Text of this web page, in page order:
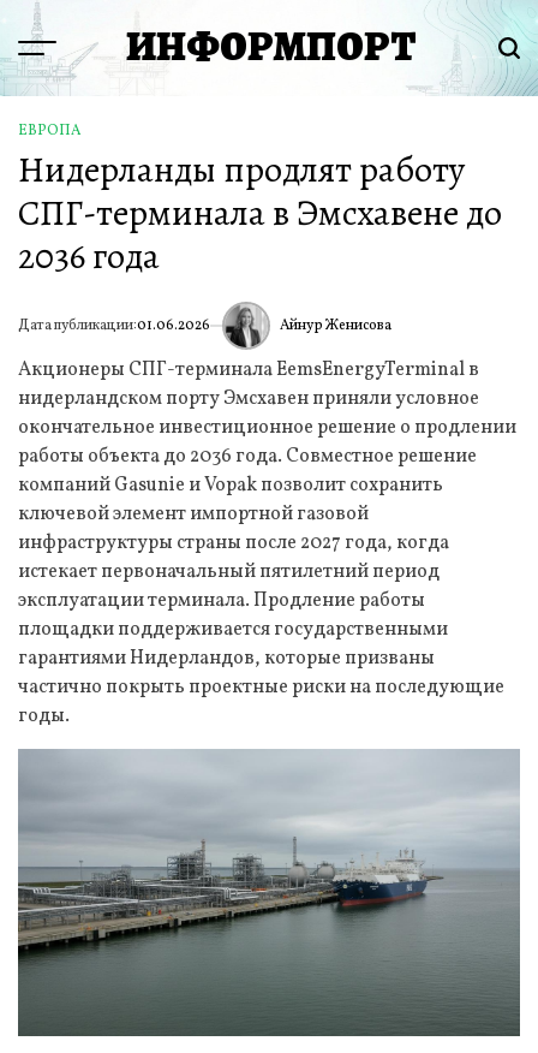
Перейти
содержимому
Menu ИНФОРМПОРТ
ОПУБЛИКОВАНО
В
ЕВРОПА
Нидерланды продлят работу
СПГ-терминала в Эмсхавене до
2036 года
Дата публикации:01.06.2026 ИА Айнур Женисова
Акционеры СПГ-терминала EemsEnergyTerminal в
нидерландском порту Эмсхавен приняли условное
окончательное инвестиционное решение о продлении
работы объекта до 2036 года. Совместное решение
компаний Gasunie и Vopak позволит сохранить
ключевой элемент импортной газовой
инфраструктуры страны после 2027 года, когда
истекает первоначальный пятилетний период
эксплуатации терминала. Продление работы
площадки поддерживается государственными
гарантиями Нидерландов, которые призваны
частично покрыть проектные риски на последующие
годы.